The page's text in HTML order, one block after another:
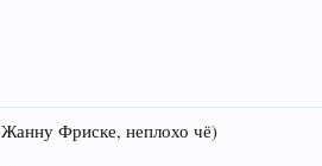
Жанну Фриске, неплохо чё)